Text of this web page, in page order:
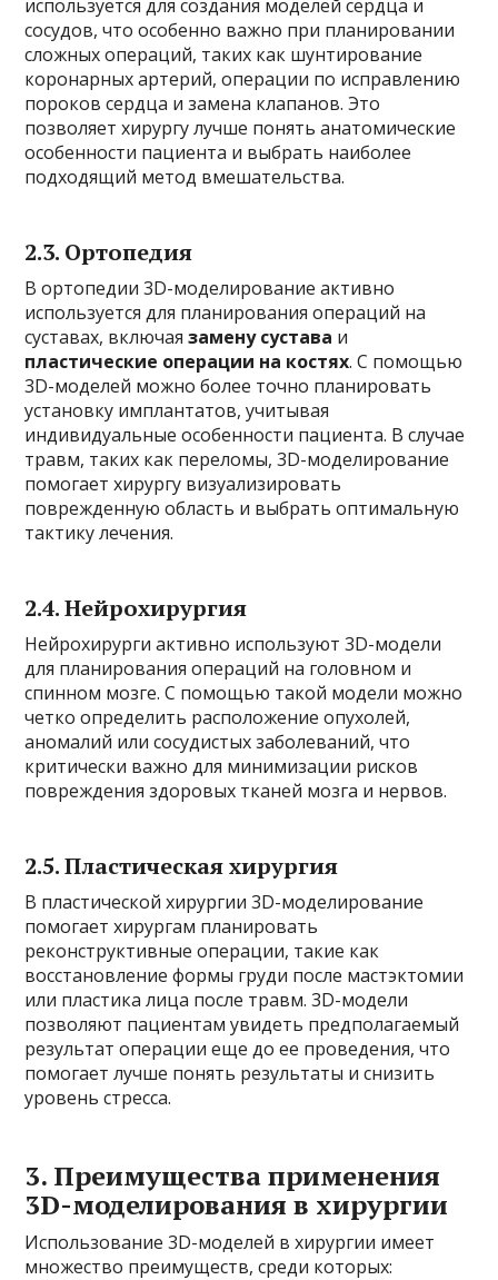
используется для создания моделей сердца и
сосудов, что особенно важно при планировании
сложных операций, таких как шунтирование
коронарных артерий, операции по исправлению
пороков сердца и замена клапанов. Это
позволяет хирургу лучше понять анатомические
особенности пациента и выбрать наиболее
подходящий метод вмешательства.
2.3. Ортопедия
В ортопедии 3D-моделирование активно
используется для планирования операций на
суставах, включаязамену сустава и
пластические операции на костях. С помощью
3D-моделей можно более точно планировать
установку имплантатов, учитывая
индивидуальные особенности пациента. В случае
травм, таких как переломы, 3D-моделирование
помогает хирургу визуализировать
поврежденную область и выбрать оптимальную
тактику лечения.
2.4.Нейрохирургия
Нейрохирурги активно используют 3D-модели
для планирования операций на головном и
спинном мозге. С помощью такой модели можно
четко определить расположение опухолей,
аномалий или сосудистых заболеваний, что
критически важно для минимизации рисков
повреждения здоровых тканей мозга и нервов.
2.5.Пластическая хирургия
В пластической хирургии 3D-моделирование
помогает хирургам планировать
реконструктивные операции, такие как
восстановление формы груди после мастэктомии
или пластика лица после травм. 3D-модели
позволяют пациентам увидеть предполагаемый
результат операции еще до ее проведения, что
помогает лучше понять результаты и снизить
уровень стресса.
3. Преимущества применения
3D-моделирования в хирургии
Использование 3D-моделей в хирургии имеет
множество преимуществ, среди которых: